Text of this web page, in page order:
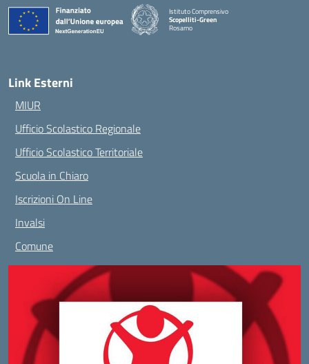
Istituto Comprensivo
Scopelliti-Green
Rosarno
Link Esterni
MIUR
Ufficio Scolastico Regionale
Ufficio Scolastico Territoriale
Scuola in Chiaro
Iscrizioni On Line
Invalsi
Comune